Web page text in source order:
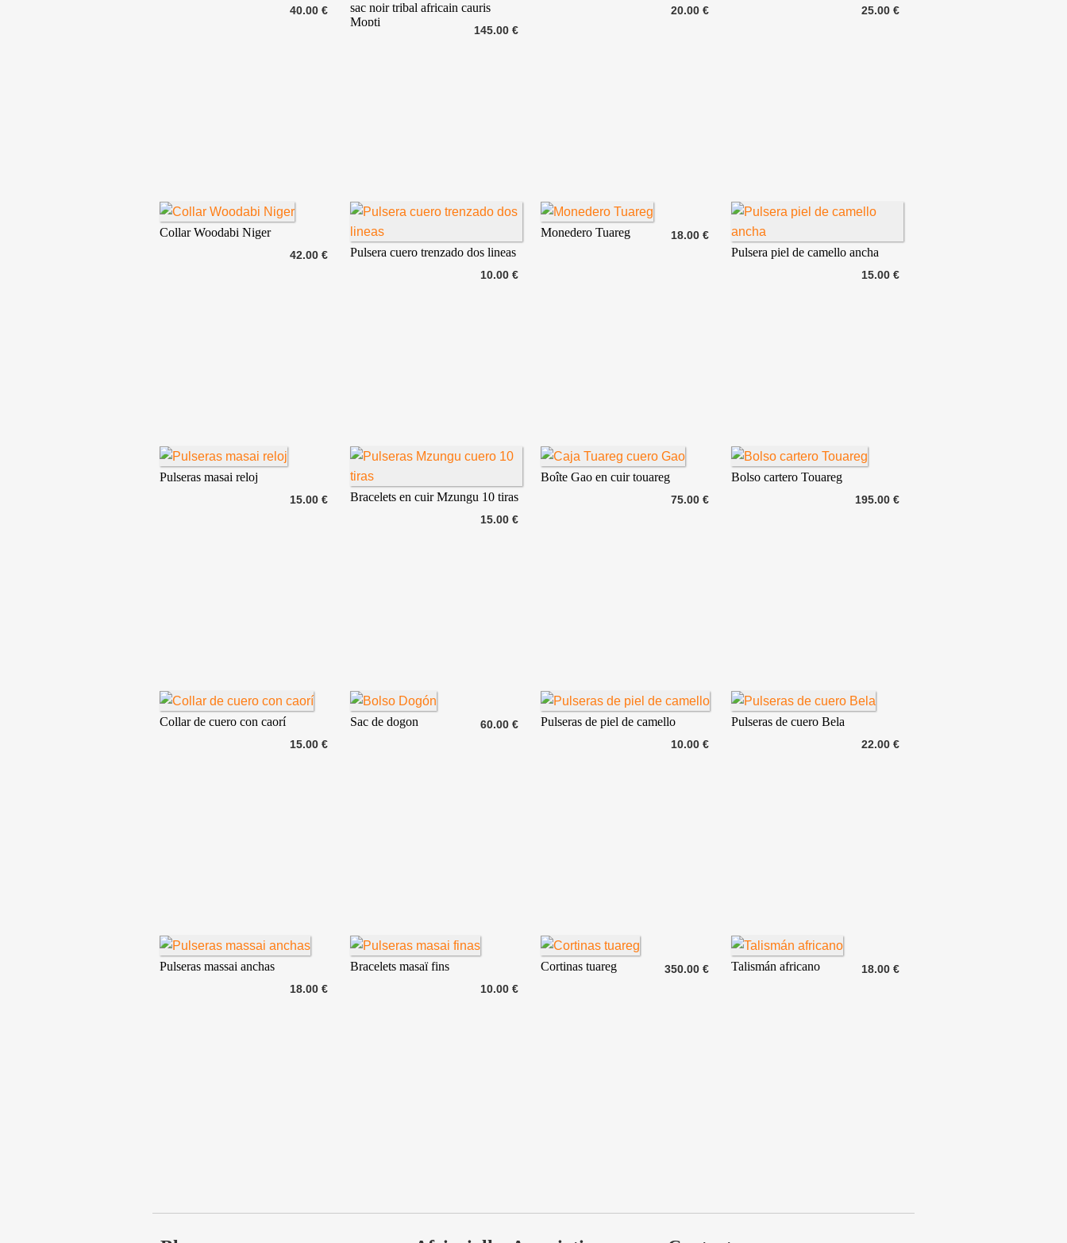
40.00 €
145.00 €
sac noir tribal africain cauris
Mopti
20.00 € 25.00 €
42.00 €
Collar Woodabi Niger
10.00 €
Pulsera cuero trenzado dos lineas
18.00 €
Monedero Tuareg
15.00 €
Pulsera piel de camello ancha
15.00 €
Pulseras masai reloj
15.00 €
Bracelets en cuir Mzungu 10 tiras 75.00 €
Boîte Gao en cuir touareg
195.00 €
Bolso cartero Touareg
15.00 €
Collar de cuero con caorí 60.00 €
Sac de dogon
10.00 €
Pulseras de piel de camello
22.00 €
Pulseras de cuero Bela
18.00 €
Pulseras massai anchas
10.00 €
Bracelets masaï fins 350.00 €
Cortinas tuareg 18.00 €
Talismán africano